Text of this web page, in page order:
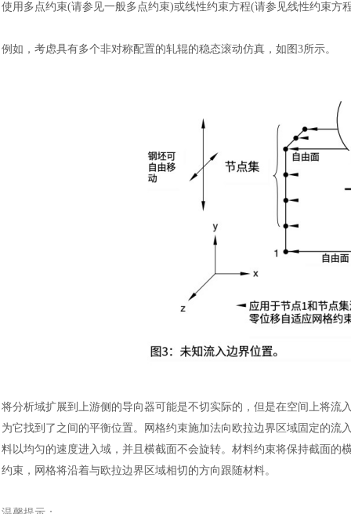
使用多点约束(请参见一般多点约束)或线性约束方程(请参见线性约束方
例如，考虑具有多个非对称配置的轧辊的稳态滚动仿真，如图 3所示。
将分析域扩展到上游侧的导向器可能是不切实际的，但是在空间上将流
为它找到了之间的平衡位置。网格约束施加法向欧拉边界区域固定的
料以均匀的速度进入域，并且横截面不会旋转。材料约束将保持截面
约束，网格将沿着与欧拉边界区域相切的方向跟随材料。